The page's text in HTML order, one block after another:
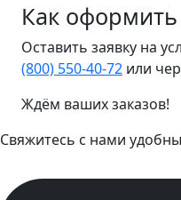
Как оформить
Оставить заявку на
(800) 550-40-72 или
Ждём ваших заказов!
Свяжитесь с нами